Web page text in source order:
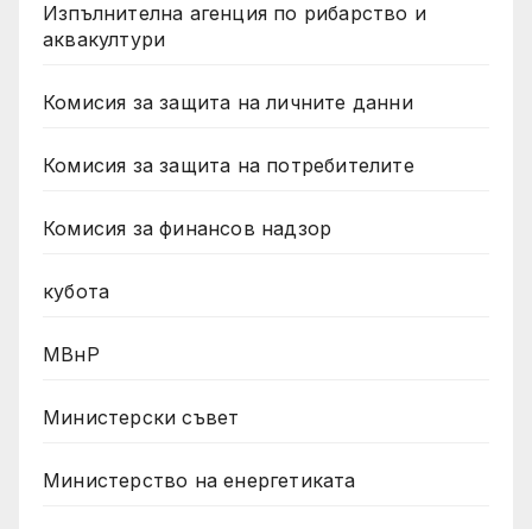
Изпълнителна агенция по рибарство и
аквакултури
Комисия за защита на личните данни
Комисия за защита на потребителите
Комисия за финансов надзор
кубота
МВнР
Министерски съвет
Министерство на енергетиката